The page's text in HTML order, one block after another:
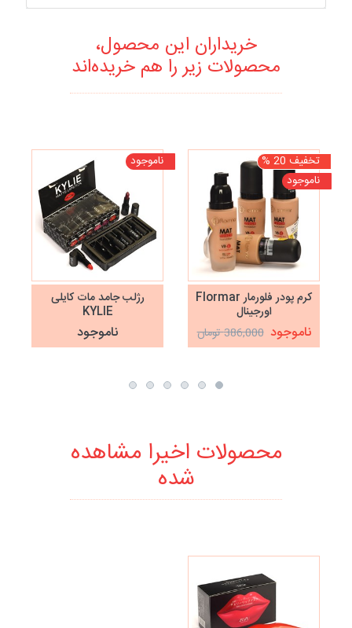
خریداران این محصول،
محصولات زیر را هم خریده‌اند
تخفیف 20 %
ناموجود
کرم پودر فلورمار Flormar
اورجینال
ناموجود 386,000 تومان
ناموجود
رژلب جامد مات کایلی
KYLIE
ناموجود
محصولات اخیرا مشاهده
شده